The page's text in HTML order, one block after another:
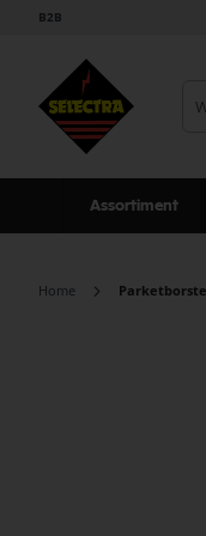
B2B
Assortiment
Home